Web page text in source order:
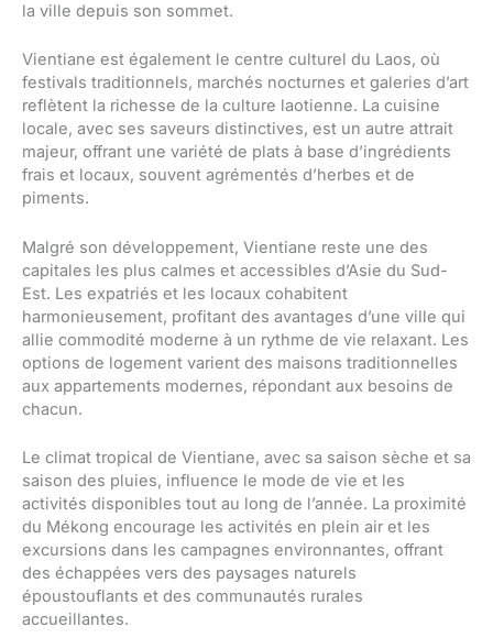
la ville depuis son sommet.
Vientiane est également le centre culturel du Laos, où
festivals traditionnels, marchés nocturnes et galeries d’art
reflètent la richesse de la culture laotienne. La cuisine
locale, avec ses saveurs distinctives, est un autre attrait
majeur, offrant une variété de plats à base d’ingrédients
frais et locaux, souvent agrémentés d’herbes et de
piments.
Malgré son développement, Vientiane reste une des
capitales les plus calmes et accessibles d’Asie du Sud-
Est. Les expatriés et les locaux cohabitent
harmonieusement, profitant des avantages d’une ville qui
allie commodité moderne à un rythme de vie relaxant. Les
options de logement varient des maisons traditionnelles
aux appartements modernes, répondant aux besoins de
chacun.
Le climat tropical de Vientiane, avec sa saison sèche et sa
saison des pluies, influence le mode de vie et les
activités disponibles tout au long de l’année. La proximité
du Mékong encourage les activités en plein air et les
excursions dans les campagnes environnantes, offrant
des échappées vers des paysages naturels
époustouflants et des communautés rurales
accueillantes.